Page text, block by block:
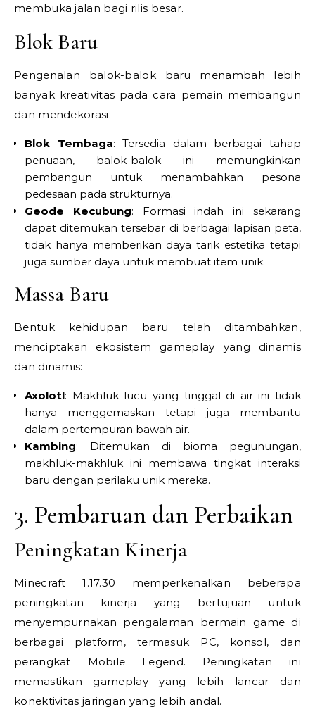
membuka jalan bagi rilis besar.
Blok Baru
Pengenalan balok-balok baru menambah lebih
banyak kreativitas pada cara pemain membangun
dan mendekorasi:
Blok Tembaga: Tersedia dalam berbagai tahap
penuaan, balok-balok ini memungkinkan
pembangun untuk menambahkan pesona
pedesaan pada strukturnya.
Geode Kecubung: Formasi indah ini sekarang
dapat ditemukan tersebar di berbagai lapisan peta,
tidak hanya memberikan daya tarik estetika tetapi
juga sumber daya untuk membuat item unik.
Massa Baru
Bentuk kehidupan baru telah ditambahkan,
menciptakan ekosistem gameplay yang dinamis
dan dinamis:
Axolotl: Makhluk lucu yang tinggal di air ini tidak
hanya menggemaskan tetapi juga membantu
dalam pertempuran bawah air.
Kambing: Ditemukan di bioma pegunungan,
makhluk-makhluk ini membawa tingkat interaksi
baru dengan perilaku unik mereka.
3. Pembaruan dan Perbaikan
Peningkatan Kinerja
Minecraft 1.17.30 memperkenalkan beberapa
peningkatan kinerja yang bertujuan untuk
menyempurnakan pengalaman bermain game di
berbagai platform, termasuk PC, konsol, dan
perangkat Mobile Legend. Peningkatan ini
memastikan gameplay yang lebih lancar dan
konektivitas jaringan yang lebih andal.